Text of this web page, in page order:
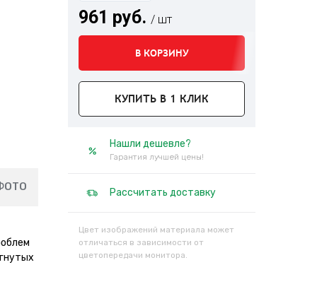
961 руб. / шт
В КОРЗИНУ
КУПИТЬ В 1 КЛИК
Нашли дешевле?
Гарантия лучшей цены!
Рассчитать доставку
Цвет изображений материала может
отличаться в зависимости от
цветопередачи монитора.